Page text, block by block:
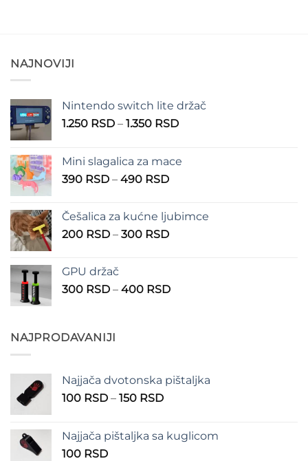
NAJNOVIJI
Nintendo switch lite držač
1.250 RSD – 1.350 RSDRaspon
1.250 RSD
Mini slagalica za mace
390 RSD – 490 RSDRaspon
390 RSD
do
Češalica za kućne ljubimce
200 RSD – 300 RSDRaspon
do
GPU držač
300 RSD – 400 RSDRaspon
NAJPRODAVANIJI
Najjača dvotonska pištaljka
100 RSD – 150 RSDRaspon
100 RSD
Najjača pištaljka sa kuglicom
100 RSD